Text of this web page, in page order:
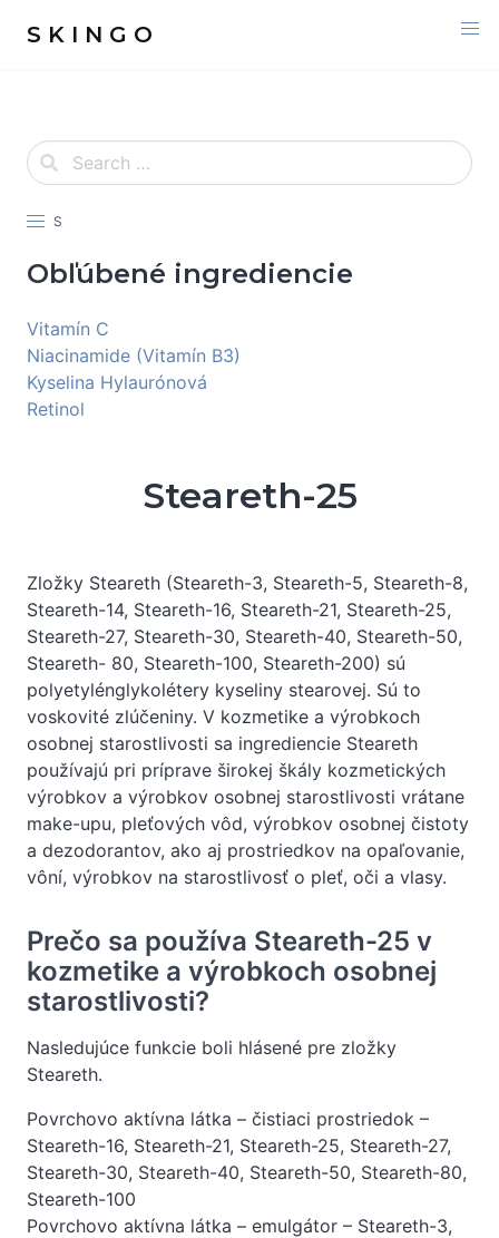
S K I N G O
S
Obľúbené ingrediencie
Vitamín C
Niacinamide (Vitamín B3)
Kyselina Hylaurónová
Retinol
Steareth-25
Zložky Steareth (Steareth-3, Steareth-5, Steareth-8,
Steareth-14, Steareth-16, Steareth-21, Steareth-25,
Steareth-27, Steareth-30, Steareth-40, Steareth-50,
Steareth- 80, Steareth-100, Steareth-200) sú
polyetylénglykolétery kyseliny stearovej. Sú to
voskovité zlúčeniny. V kozmetike a výrobkoch
osobnej starostlivosti sa ingrediencie Steareth
používajú pri príprave širokej škály kozmetických
výrobkov a výrobkov osobnej starostlivosti vrátane
make-upu, pleťových vôd, výrobkov osobnej čistoty
a dezodorantov, ako aj prostriedkov na opaľovanie,
vôní, výrobkov na starostlivosť o pleť, oči a vlasy.
Prečo sa používa Steareth-25 v
kozmetike a výrobkoch osobnej
starostlivosti?
Nasledujúce funkcie boli hlásené pre zložky
Steareth.
Povrchovo aktívna látka – čistiaci prostriedok –
Steareth-16, Steareth-21, Steareth-25, Steareth-27,
Steareth-30, Steareth-40, Steareth-50, Steareth-80,
Steareth-100
Povrchovo aktívna látka – emulgátor – Steareth-3,